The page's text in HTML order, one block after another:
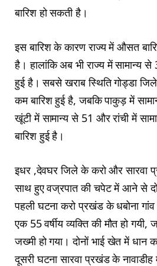
बारिश हो सकती है।
इस बारिश के कारण राज्य में औसत
है। हालांकि अब भी राज्य में सामान्य
हुई है। सबसे खराब स्थिति गोड्डा
कम बारिश हुई है, जबकि पाकुड़ में
खूंटी में सामान्य से 51 और रांची में
बारिश हुई है।
इधर ,देवघर जिले के करो और सारवा
साथ हुए वज्रपात की चपेट में आने से दो
पहली घटना करो प्रखंड के धबोना
एक 55 वर्षीय व्यक्ति की मौत हो गयी,
जख्मी हो गया। दोनों भाई खेत में धान
दूसरी घटना सारवा प्रखंड के